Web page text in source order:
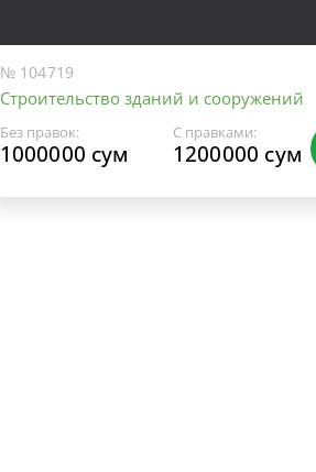
№ 104719
Строительство зданий и сооружений
Без правок:
1000000 сум
С правками:
1200000 сум